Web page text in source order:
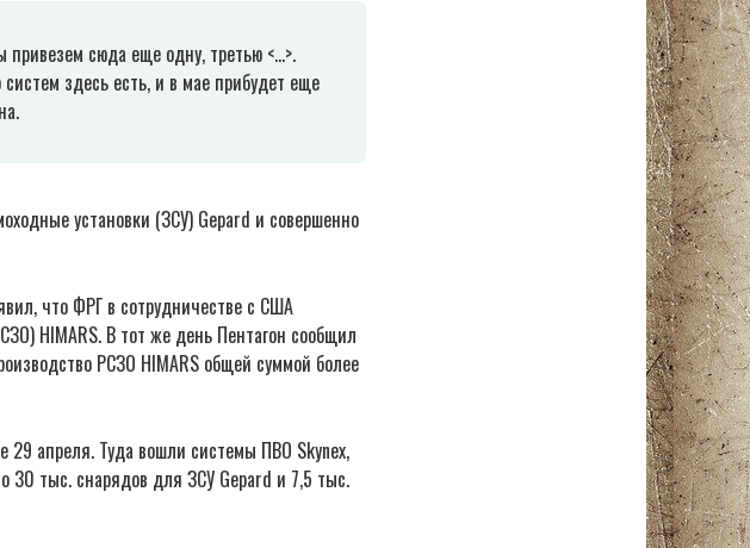
сюда еще одну, третью <…>.
здесь есть, и в мае прибудет еще
установки (ЗСУ) Gepard и совершенно
что ФРГ в сотрудничестве с США
HIMARS. В тот же день Пентагон сообщил
РСЗО HIMARS общей суммой более
29 апреля. Туда вошли системы ПВО Skynex,
30 тыс. снарядов для ЗСУ Gepard и 7,5 тыс.